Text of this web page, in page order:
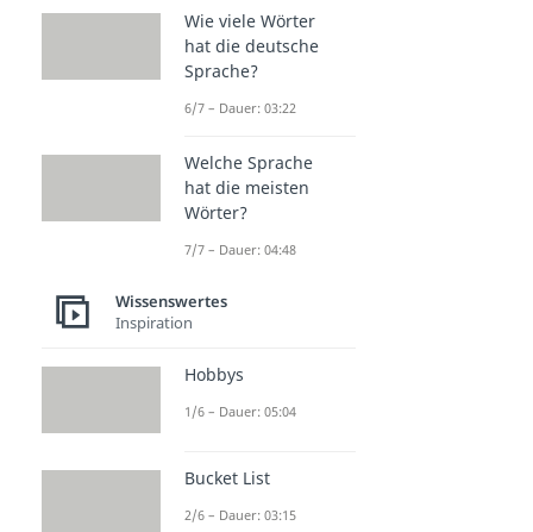
Wie viele Wörter
hat die deutsche
Sprache?
6/7 – Dauer: 03:22
Welche Sprache
hat die meisten
Wörter?
7/7 – Dauer: 04:48
Wissenswertes
Inspiration
Hobbys
1/6 – Dauer: 05:04
Bucket List
2/6 – Dauer: 03:15